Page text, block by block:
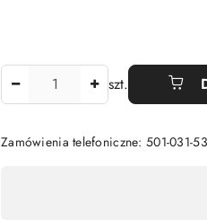
szt.
Zamówienia telefoniczne: 501-031-